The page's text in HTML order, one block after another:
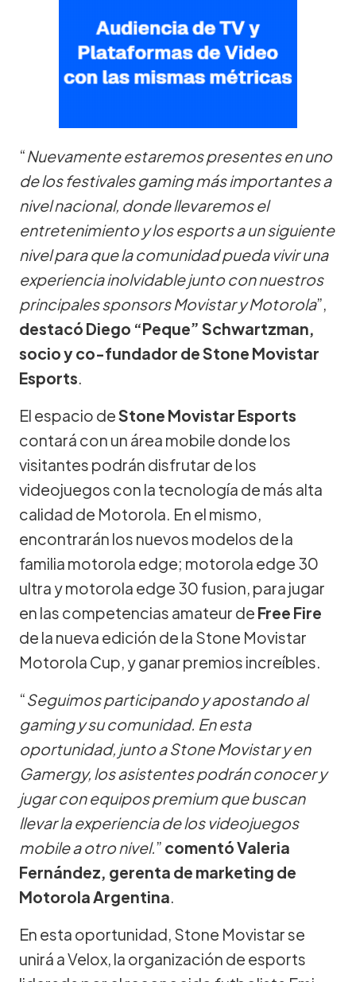
“Nuevamente estaremos presentes en uno
de los festivales gaming más importantes a
nivel nacional, donde llevaremos el
entretenimiento y los esports a un siguiente
nivel para que la comunidad pueda vivir una
experiencia inolvidable junto con nuestros
principales sponsors Movistar y Motorola”,
destacó Diego “Peque” Schwartzman,
socio y co-fundador de Stone Movistar
Esports.
El espacio deStone Movistar Esports
contará con un área mobile donde los
visitantes podrán disfrutar de los
videojuegos con la tecnología de más alta
calidad de Motorola. En el mismo,
encontrarán los nuevos modelos de la
familia motorola edge; motorola edge 30
ultra y motorola edge 30 fusion, para jugar
en las competencias amateur de Free Fire
de la nueva edición de la Stone Movistar
Motorola Cup, y ganar premios increíbles.
“Seguimos participando y apostando al
gaming y su comunidad. En esta
oportunidad, junto a Stone Movistar y en
Gamergy, los asistentes podrán conocer y
jugar con equipos premium que buscan
llevar la experiencia de los videojuegos
mobile a otro nivel.” comentó Valeria
Fernández, gerenta de marketing de
Motorola Argentina.
En esta oportunidad, Stone Movistar se
unirá a Velox, la organización de esports